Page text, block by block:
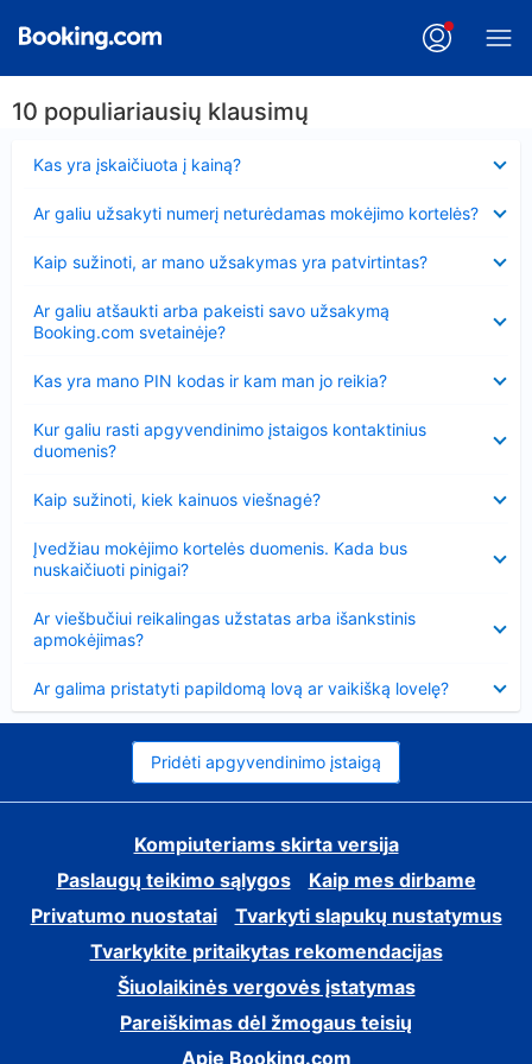
10 populiariausių klausimų
Kas yra įskaičiuota į kainą?
Ar galiu užsakyti numerį neturėdamas mokėjimo kortelės?
Kaip sužinoti, ar mano užsakymas yra patvirtintas?
Ar galiu atšaukti arba pakeisti savo užsakymą
Booking.com svetainėje?
Kas yra mano PIN kodas ir kam man jo reikia?
Kur galiu rasti apgyvendinimo įstaigos kontaktinius
duomenis?
Kaip sužinoti, kiek kainuos viešnagė?
Įvedžiau mokėjimo kortelės duomenis. Kada bus
nuskaičiuoti pinigai?
Ar viešbučiui reikalingas užstatas arba išankstinis
apmokėjimas?
Ar galima pristatyti papildomą lovą ar vaikišką lovelę?
Pridėti apgyvendinimo įstaigą
Kompiuteriams skirta versija
Paslaugų teikimo sąlygos
Kaip mes dirbame
Privatumo nuostatai
Tvarkyti slapukų nustatymus
Tvarkykite pritaikytas rekomendacijas
Šiuolaikinės vergovės įstatymas
Pareiškimas dėl žmogaus teisių
Apie Booking.com